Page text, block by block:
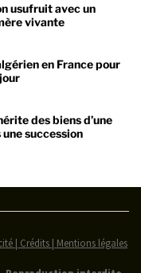
usufruit avec un
vivante
en France pour
des biens d’une
succession
| Crédits | Mentions légales